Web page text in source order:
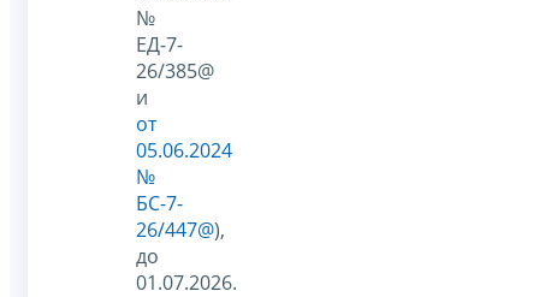
№
ЕД-7-
26/385@
и
от
05.06.2024
№
БС-7-
26/447@),
до
01.07.2026.